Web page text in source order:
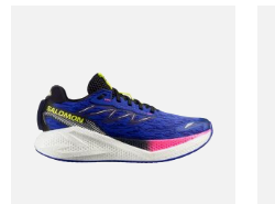
Qalipaatit arlallit
W ZOOM FLY 6
DKK 1.400